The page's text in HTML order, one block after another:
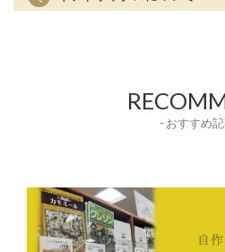
- おすすめ